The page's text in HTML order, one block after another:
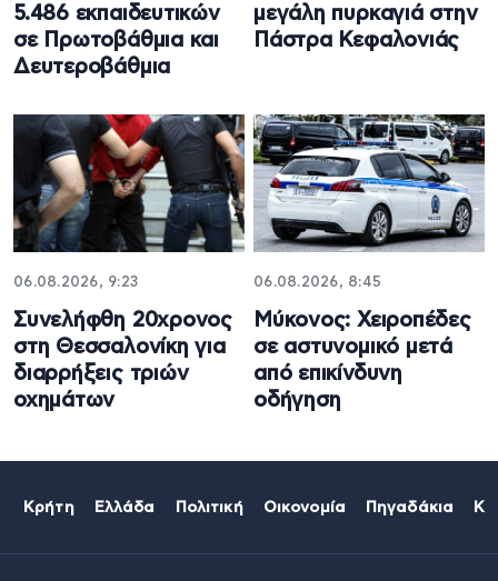
5.486 εκπαιδευτικών
σε Πρωτοβάθμια και
Δευτεροβάθμια
μεγάλη πυρκαγιά στην
Πάστρα Κεφαλονιάς
06.08.2026, 9:23
Συνελήφθη 20χρονος
στη Θεσσαλονίκη για
διαρρήξεις τριών
οχημάτων
06.08.2026, 8:45
Μύκονος: Χειροπέδες
σε αστυνομικό μετά
από επικίνδυνη
οδήγηση
Κρήτη Ελλάδα Πολιτική Οικονομία Πηγαδάκια